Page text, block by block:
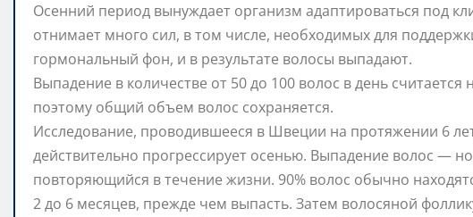
Осенний период вынуждает организм адаптироваться под
отнимает много сил, в том числе, необходимых для
гормональный фон, и в результате волосы выпадают.
Выпадение в количестве от 50 до 100 волос в день
поэтому общий объем волос сохраняется.
Исследование, проводившееся в Швеции на протяжении 6
действительно прогрессирует осенью. Выпадение волос —
повторяющийся в течение жизни. 90% волос обычно
2 до 6 месяцев, прежде чем выпасть. Затем волосяной